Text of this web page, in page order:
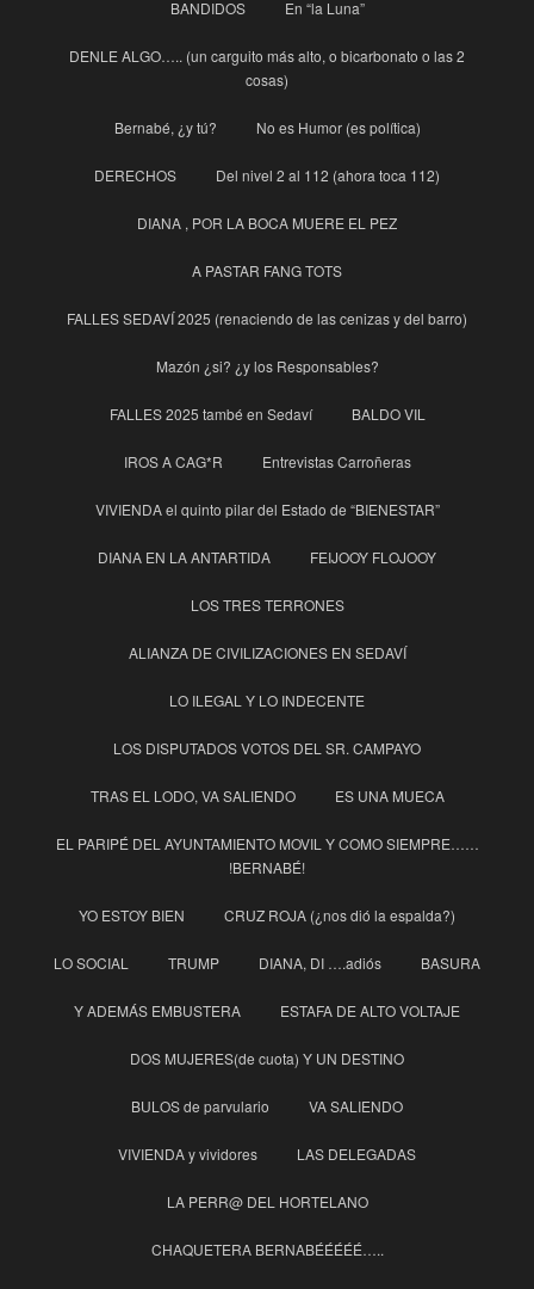
BANDIDOS En “la Luna”
DENLE ALGO….. (un carguito más alto, o bicarbonato o las 2
cosas)
Bernabé, ¿y tú? No es Humor (es política)
DERECHOS Del nivel 2 al 112 (ahora toca 112)
DIANA , POR LA BOCA MUERE EL PEZ
A PASTAR FANG TOTS
FALLES SEDAVÍ 2025 (renaciendo de las cenizas y del barro)
Mazón ¿si? ¿y los Responsables?
FALLES 2025 també en Sedaví BALDO VIL
IROS A CAG*R Entrevistas Carroñeras
VIVIENDA el quinto pilar del Estado de “BIENESTAR”
DIANA EN LA ANTARTIDA FEIJOOY FLOJOOY
LOS TRES TERRONES
ALIANZA DE CIVILIZACIONES EN SEDAVÍ
LO ILEGAL Y LO INDECENTE
LOS DISPUTADOS VOTOS DEL SR. CAMPAYO
TRAS EL LODO, VA SALIENDO ES UNA MUECA
EL PARIPÉ DEL AYUNTAMIENTO MOVIL Y COMO SIEMPRE……
!BERNABÉ!
YO ESTOY BIEN CRUZ ROJA (¿nos dió la espalda?)
LO SOCIAL TRUMP DIANA, DI ….adiós BASURA
Y ADEMÁS EMBUSTERA ESTAFA DE ALTO VOLTAJE
DOS MUJERES(de cuota) Y UN DESTINO
BULOS de parvulario VA SALIENDO
VIVIENDA y vividores LAS DELEGADAS
LA PERR@ DEL HORTELANO
CHAQUETERA BERNABÉÉÉÉÉ…..